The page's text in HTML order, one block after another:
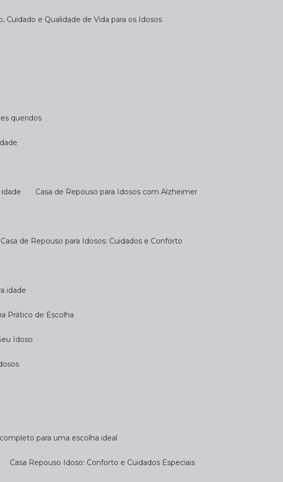
Cuidado e Qualidade de Vida para os Idosos
queridos
Casa de Repouso para Idosos com Alzheimer
Casa de Repouso para Idosos: Cuidados e Conforto
idade
Prático de Escolha
Idoso
completo para uma escolha ideal
Casa Repouso Idoso: Conforto e Cuidados Especiais